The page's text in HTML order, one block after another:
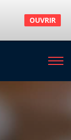
OUVRIR